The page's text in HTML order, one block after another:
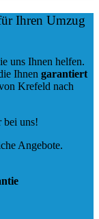
Ihren Umzug
uns Ihnen helfen.
Ihnen garantiert
Krefeld nach
bei uns!
Angebote.